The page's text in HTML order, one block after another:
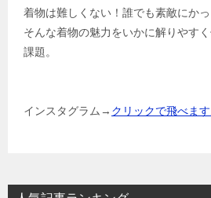
着物は難しくない！誰でも素敵にかっ
そんな着物の魅力をいかに解りやす
課題。
インスタグラム→ クリックで飛べます